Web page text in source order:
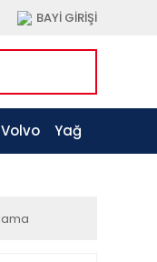
BAYİ GİRİŞİ
Volvo Yağ